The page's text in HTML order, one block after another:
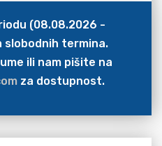
(08.08.2026 -
slobodnih termina.
ili nam pišite na
za dostupnost.